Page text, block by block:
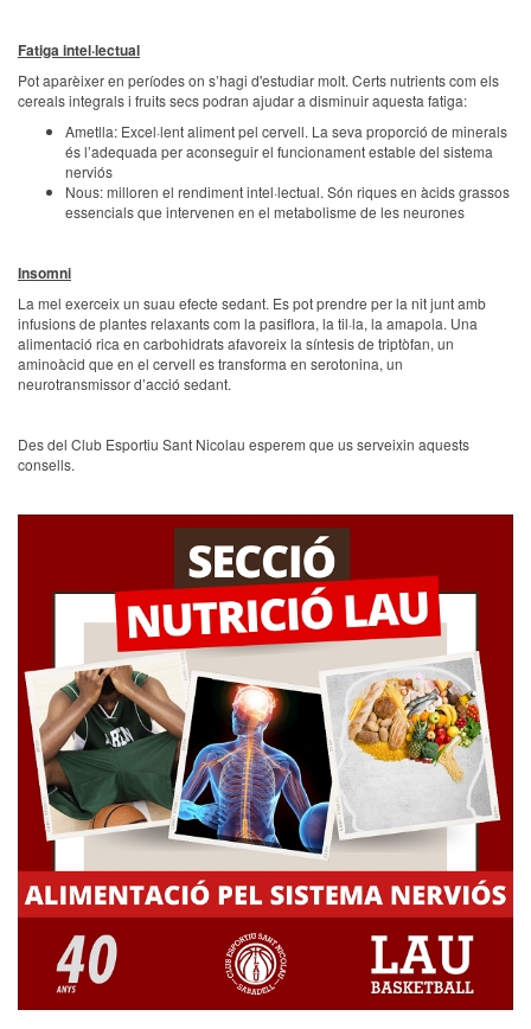
Fatiga intel·lectual
Pot aparèixer en períodes on s’hagi d'estudiar molt. Certs nutrients com els
cereals integrals i fruits secs podran ajudar a disminuir aquesta fatiga:
Ametlla: Excel·lent aliment pel cervell. La seva proporció de minerals
és l’adequada per aconseguir el funcionament estable del sistema
nerviós
Nous: milloren el rendiment intel·lectual. Són riques en àcids grassos
essencials que intervenen en el metabolisme de les neurones
Insomni
La mel exerceix un suau efecte sedant. Es pot prendre per la nit junt amb
infusions de plantes relaxants com la pasiflora, la til·la, la amapola. Una
alimentació rica en carbohidrats afavoreix la síntesis de triptòfan, un
aminoàcid que en el cervell es transforma en serotonina, un
neurotransmissor d’acció sedant.
Des del Club Esportiu Sant Nicolau esperem que us serveixin aquests
consells.